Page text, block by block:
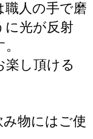
人の手で磨
に光が反射
楽し頂ける
み物にはご使